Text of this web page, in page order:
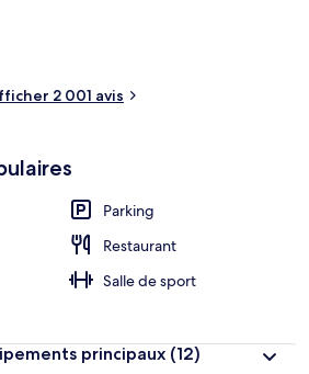
qui concerne la literie de qualité et le
transports publics se situent à une
de métro Wynyard est à 5 min et
à 8 min.
2 001 avis
Parking
Restaurant
Salle de sport
principaux (12)